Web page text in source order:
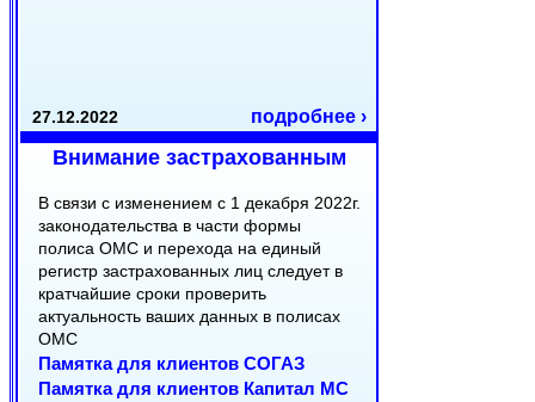
27.12.2022 подробнее ›
Внимание застрахованным
В связи с изменением с 1 декабря 2022г.
законодательства в части формы
полиса ОМС и перехода на единый
регистр застрахованных лиц следует в
кратчайшие сроки проверить
актуальность ваших данных в полисах
ОМС
Памятка для клиентов СОГАЗ
Памятка для клиентов Капитал МС